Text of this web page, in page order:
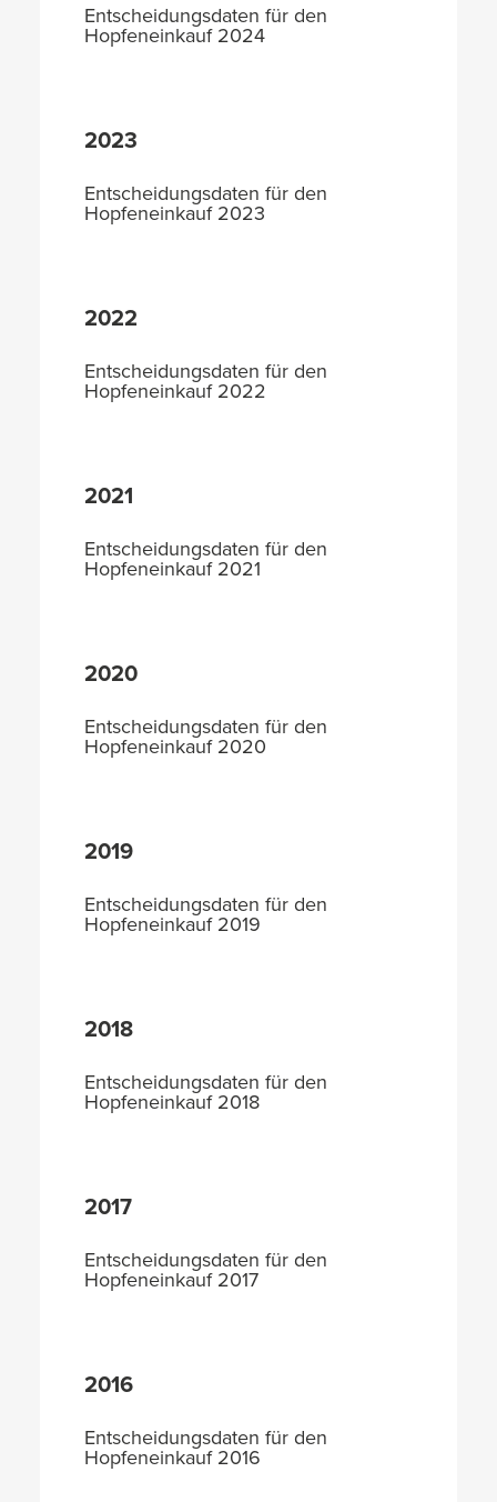
Entscheidungsdaten für den
Hopfeneinkauf 2024
2023
Entscheidungsdaten für den
Hopfeneinkauf 2023
2022
Entscheidungsdaten für den
Hopfeneinkauf 2022
2021
Entscheidungsdaten für den
Hopfeneinkauf 2021
2020
Entscheidungsdaten für den
Hopfeneinkauf 2020
2019
Entscheidungsdaten für den
Hopfeneinkauf 2019
2018
Entscheidungsdaten für den
Hopfeneinkauf 2018
2017
Entscheidungsdaten für den
Hopfeneinkauf 2017
2016
Entscheidungsdaten für den
Hopfeneinkauf 2016